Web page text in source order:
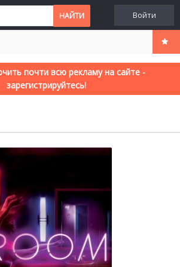
Войти
почти всю рекламу на сайте -
зарегистрируйтесь!